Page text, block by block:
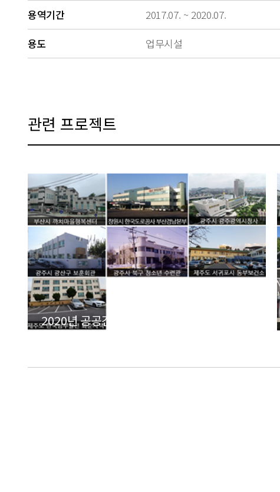
용역기간
2017.07. ~ 2020.07.
용도
업무시설
관련 프로젝트
2020년 공공건축물 그린리모델링